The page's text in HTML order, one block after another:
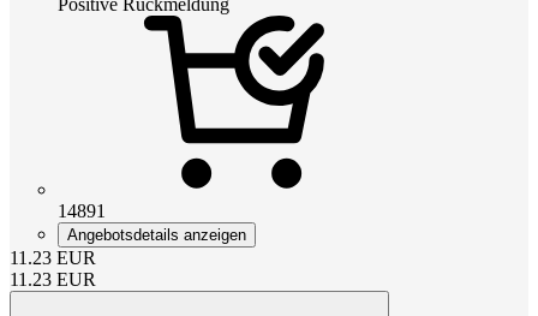
14891
Angebotsdetails anzeigen
11.23 EUR
11.23 EUR